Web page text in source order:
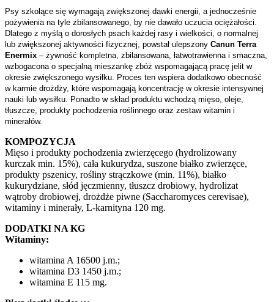
Psy szkolące się wymagają zwiększonej dawki energii, a jednocześnie
pożywienia na tyle zbilansowanego, by nie dawało uczucia ociężałości.
Dlatego z myślą o dorosłych psach każdej rasy i wielkości, o normalnej
lub zwiększonej aktywności fizycznej, powstał ulepszony Canun Terra
Enermix – żywność kompletna, zbilansowana, łatwotrawienna i smaczna,
wzbogacona o specjalną mieszankę zbóż wspomagającą pracę jelit w
okresie zwiększonego wysiłku. Proces ten wspiera dodatkowo obecność
w karmie drożdży, które wspomagają koncentrację w okresie intensywnej
nauki lub wysiłku. Ponadto w skład produktu wchodzą mięso, oleje,
tłuszcze, produkty pochodzenia roślinnego oraz zestaw witamin i
minerałów.
KOMPOZYCJA
Mięso i produkty pochodzenia zwierzęcego (hydrolizowany
kurczak min. 15%), cała kukurydza, suszone białko zwierzęce,
produkty pszenicy, rośliny strączkowe (min. 11%), białko
kukurydziane, słód jęczmienny, tłuszcz drobiowy, hydrolizat
wątroby drobiowej, drożdże piwne (Saccharomyces cerevisae),
witaminy i minerały, L-karnityna 120 mg.
DODATKI NA KG
Witaminy:
witamina A 16500 j.m.;
witamina D3 1450 j.m.;
witamina E 115 mg.